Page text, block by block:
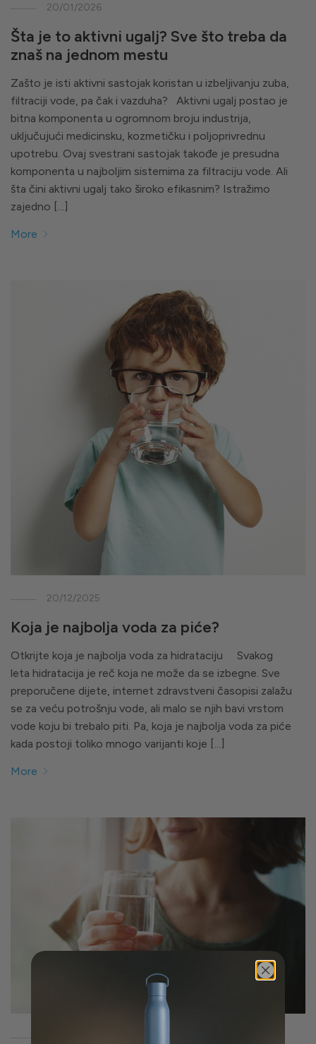
20/01/2026
Šta je to aktivni ugalj? Sve što treba da
znaš na jednom mestu
Zašto je isti aktivni sastojak koristan u izbeljivanju zuba,
filtraciji vode, pa čak i vazduha? Aktivni ugalj postao je
bitna komponenta u ogromnom broju industrija,
uključujući medicinsku, kozmetičku i poljoprivrednu
upotrebu. Ovaj svestrani sastojak takođe je presudna
komponenta u najboljim sistemima za filtraciju vode. Ali
šta čini aktivni ugalj tako široko efikasnim? Istražimo
zajedno [...]
More
20/12/2025
Koja je najbolja voda za piće?
Otkrijte koja je najbolja voda za hidrataciju Svakog
leta hidratacija je reč koja ne može da se izbegne. Sve
preporučene dijete, internet zdravstveni časopisi zalažu
se za veću potrošnju vode, ali malo se njih bavi vrstom
vode koju bi trebalo piti. Pa, koja je najbolja voda za piće
kada postoji toliko mnogo varijanti koje [...]
More